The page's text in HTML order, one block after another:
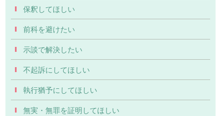
保釈してほしい
前科を避けたい
示談で解決したい
不起訴にしてほしい
執行猶予にしてほしい
無実・無罪を証明してほしい